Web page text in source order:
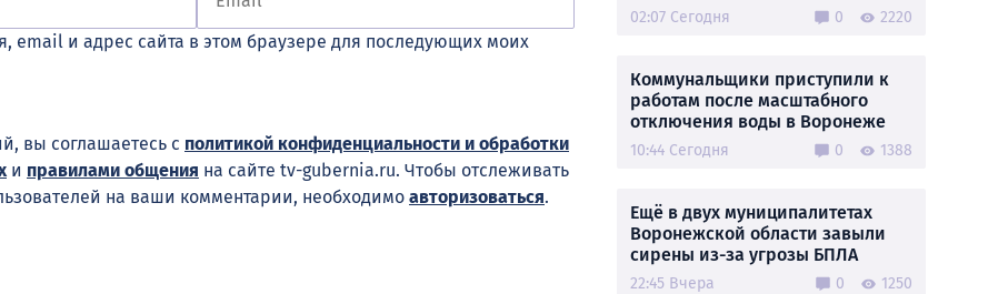
email и адрес сайта в этом браузере для последующих моих
вы соглашаетесь с политикой конфиденциальности и обработки
и правилами общения на сайте tv-gubernia.ru. Чтобы отслеживать
на ваши комментарии, необходимо авторизоваться.
02:07 Сегодня 0 2220
Коммунальщики приступили к
работам после масштабного
отключения воды в Воронеже
10:44 Сегодня 0 1388
Ещё в двух муниципалитетах
Воронежской области завыли
сирены из-за угрозы БПЛА
22:45 Вчера 0 1250